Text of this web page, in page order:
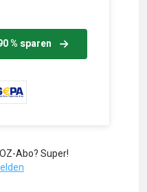
% sparen
Abo? Super!